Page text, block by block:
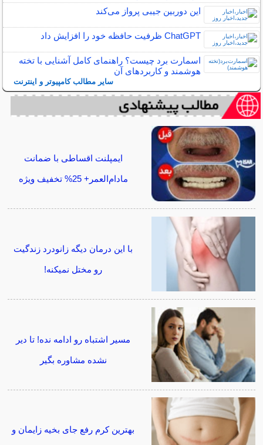
این دوربین جیبی پرواز می‌کند
ChatGPT ظرفیت حافظه خود را افزایش داد
اسمارت برد چیست؟ راهنمای کامل آشنایی با تخته
هوشمند و کاربردهای آن
سایر مطالب کامپیوتر و اینترنت
ایمپلنت اقساطی با ضمانت
مادام‌العمر+ 25% تخفیف ویژه
با این درمان دیگه زانودرد زندگیت
رو مختل نمیکنه!
مسیر اشتباه رو ادامه نده! تا دیر
نشده مشاوره بگیر
بهترین کرم رفع جای بخیه زایمان و